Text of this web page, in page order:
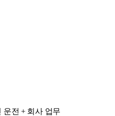
운전 + 회사 업무